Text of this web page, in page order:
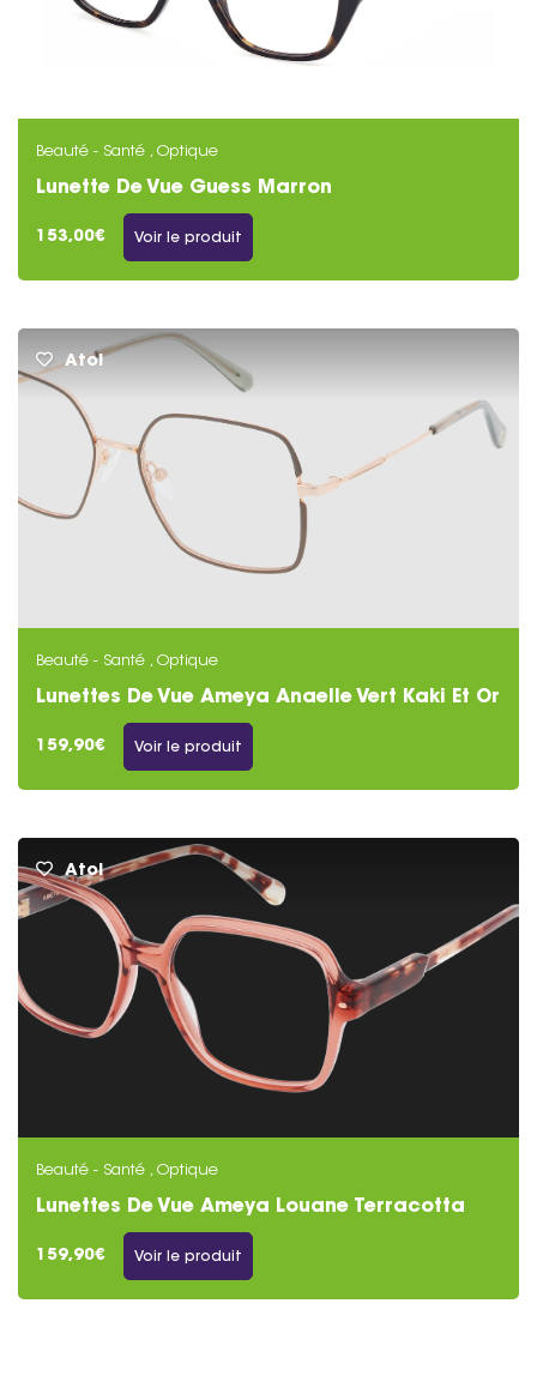
Beauté - Santé , Optique
Lunette De Vue Guess Marron
153,00€ Voir le produit
Atol
Beauté - Santé , Optique
Lunettes De Vue Ameya Anaelle Vert Kaki Et Or
159,90€ Voir le produit
Atol
Beauté - Santé , Optique
Lunettes De Vue Ameya Louane Terracotta
159,90€ Voir le produit